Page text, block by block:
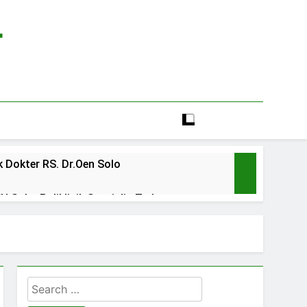
RS. Dr.Oen Solo
Solo: Poliklinik Spesialis Terbaru
Hati Wonogiri
BPJS RSUD Banyumas
Search
for: